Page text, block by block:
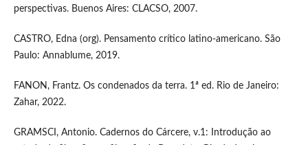
perspectivas. Buenos Aires: CLACSO, 2007.
CASTRO, Edna (org). Pensamento crítico latino-americano. São
Paulo: Annablume, 2019.
FANON, Frantz. Os condenados da terra. 1ª ed. Rio de Janeiro:
Zahar, 2022.
GRAMSCI, Antonio. Cadernos do Cárcere, v.1: Introdução ao